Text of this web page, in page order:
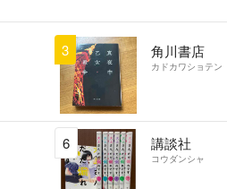
3 角川書店
カドカワショテン
6 講談社
コウダンシャ